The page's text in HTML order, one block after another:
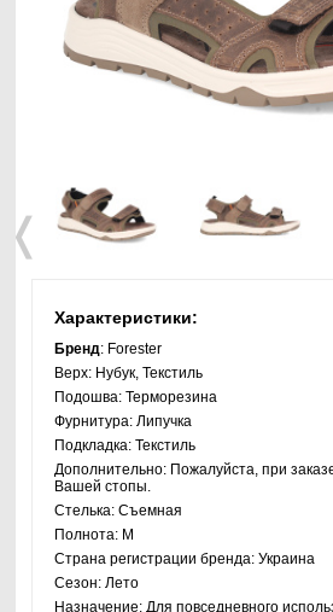
❬
Характеристики:
Бренд: Forester
Верх: Нубук, Текстиль
Подошва:Терморезина
Фурнитура: Липучка
Подкладка:Текстиль
Дополнительно: Пожалуйста, при
Вашей стопы.
Стелька:Съемная
Полнота: M
Страна регистрации бренда:Украина
Сезон: Лето
Назначение: Для повседневного